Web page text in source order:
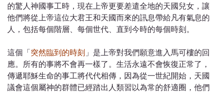
的驚人神國事工時，現在上帝更要差遣全地的天國兒女，讓
他們將從上帝這位大君王和天國而來的訊息帶給凡有氣息的
人，包括每個階層、每個世代、直到今時的每個時刻。
這個「突然臨到的時刻 」是上帝對我們願意進入馬可樓的回
應。所有的事將不會再一樣了。生活永遠不會恢復正常了，
傳遞耶穌生命的事工將代代相傳，因為從一世紀開始，天國
議會這個屬神的群體已經踏出人類習以為常的舒適圈，他們